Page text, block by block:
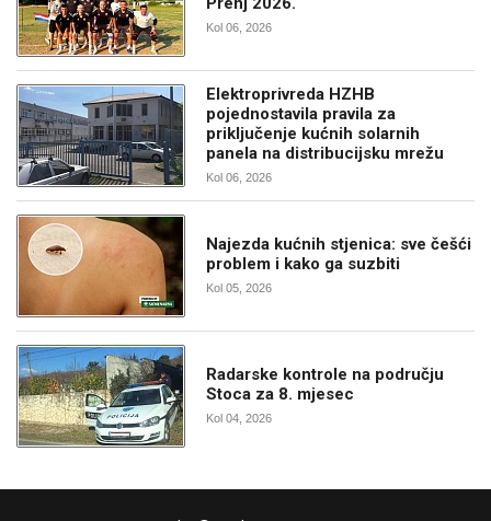
Kol 06, 2026
Elektroprivreda HZHB
pojednostavila pravila za
priključenje kućnih solarnih
panela na distribucijsku mrežu
Kol 06, 2026
Najezda kućnih stjenica: sve češći
problem i kako ga suzbiti
Kol 05, 2026
Radarske kontrole na području
Stoca za 8. mjesec
Kol 04, 2026